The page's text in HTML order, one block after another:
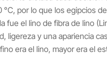
°C, por lo que los egipcios
fue el lino de fibra de lino
ligereza y una apariencia
era el lino, mayor era el